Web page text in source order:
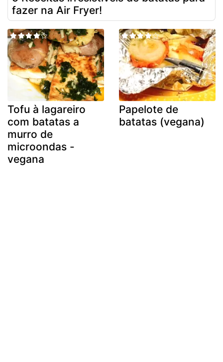
fazer na Air Fryer!
Tofu à lagareiro
com batatas a
murro de
microondas -
vegana
Papelote de
batatas (vegana)